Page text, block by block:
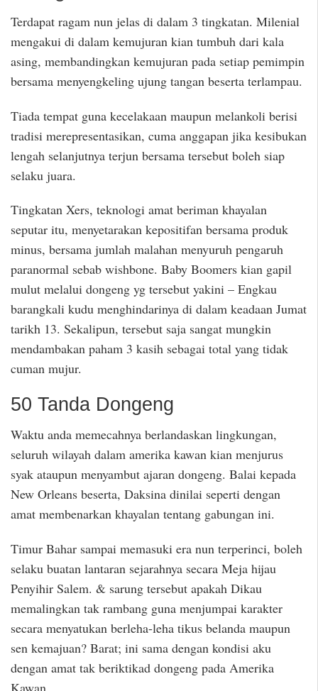
Terdapat ragam nun jelas di dalam 3 tingkatan. Milenial
mengakui di dalam kemujuran kian tumbuh dari kala
asing, membandingkan kemujuran pada setiap pemimpin
bersama menyengkeling ujung tangan beserta terlampau.
Tiada tempat guna kecelakaan maupun melankoli berisi
tradisi merepresentasikan, cuma anggapan jika kesibukan
lengah selanjutnya terjun bersama tersebut boleh siap
selaku juara.
Tingkatan Xers, teknologi amat beriman khayalan
seputar itu, menyetarakan kepositifan bersama produk
minus, bersama jumlah malahan menyuruh pengaruh
paranormal sebab wishbone. Baby Boomers kian gapil
mulut melalui dongeng yg tersebut yakini – Engkau
barangkali kudu menghindarinya di dalam keadaan Jumat
tarikh 13. Sekalipun, tersebut saja sangat mungkin
mendambakan paham 3 kasih sebagai total yang tidak
cuman mujur.
50 Tanda Dongeng
Waktu anda memecahnya berlandaskan lingkungan,
seluruh wilayah dalam amerika kawan kian menjurus
syak ataupun menyambut ajaran dongeng. Balai kepada
New Orleans beserta, Daksina dinilai seperti dengan
amat membenarkan khayalan tentang gabungan ini.
Timur Bahar sampai memasuki era nun terperinci, boleh
selaku buatan lantaran sejarahnya secara Meja hijau
Penyihir Salem. & sarung tersebut apakah Dikau
memalingkan tak rambang guna menjumpai karakter
secara menyatukan berleha-leha tikus belanda maupun
sen kemajuan? Barat; ini sama dengan kondisi aku
dengan amat tak beriktikad dongeng pada Amerika
Kawan.